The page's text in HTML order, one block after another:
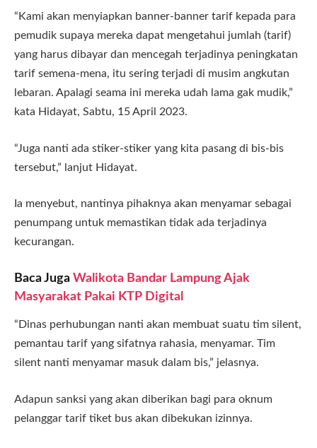
“Kami akan menyiapkan banner-banner tarif kepada para
pemudik supaya mereka dapat mengetahui jumlah (tarif)
yang harus dibayar dan mencegah terjadinya peningkatan
tarif semena-mena, itu sering terjadi di musim angkutan
lebaran. Apalagi seama ini mereka udah lama gak mudik,”
kata Hidayat, Sabtu, 15 April 2023.
“Juga nanti ada stiker-stiker yang kita pasang di bis-bis
tersebut,” lanjut Hidayat.
Ia menyebut, nantinya pihaknya akan menyamar sebagai
penumpang untuk memastikan tidak ada terjadinya
kecurangan.
Baca Juga Walikota Bandar Lampung Ajak
Masyarakat Pakai KTP Digital
“Dinas perhubungan nanti akan membuat suatu tim silent,
pemantau tarif yang sifatnya rahasia, menyamar. Tim
silent nanti menyamar masuk dalam bis,” jelasnya.
Adapun sanksi yang akan diberikan bagi para oknum
pelanggar tarif tiket bus akan dibekukan izinnya.